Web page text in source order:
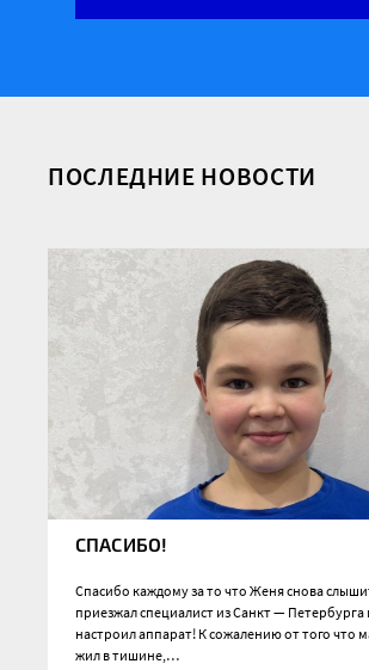
ПОСЛЕДНИЕ НОВОСТИ
СПАСИБО!
Спасибо каждому за то что Женя снова
приезжал специалист из Санкт — Петербурга
настроил аппарат! К сожалению от того что
жил в тишине,…